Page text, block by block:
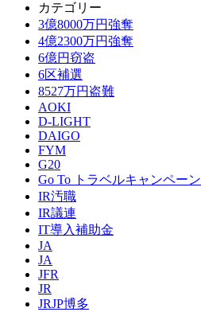
カテゴリー
3億8000万円強奪
4億2300万円強奪
6億円窃盗
6区補選
8527万円盗難
AOKI
D-LIGHT
DAIGO
FYM
G20
Go To トラベルキャンペーン
IR汚職
IR議連
IT導入補助金
JA
JA
JFR
JR
JRJP博多